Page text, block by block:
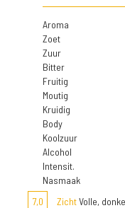
Aroma
Zoet
Zuur
Bitter
Fruitig
Moutig
Kruidig
Body
Koolzuur
Alcohol
Intensit.
Nasmaak
7,0
ZichtVolle,